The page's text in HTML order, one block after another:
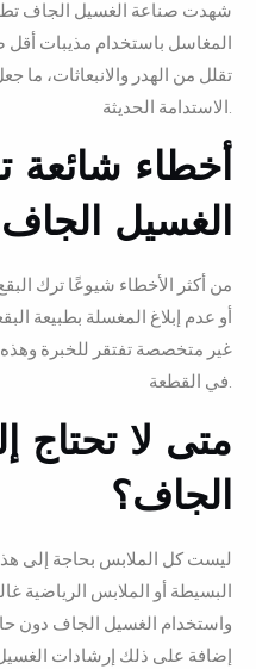
شهدت صناعة الغسيل الجاف
المغاسل باستخدام مذيبات أقل
تقلل من الهدر والانبعاثات، ما
أخطاء
الغسيل الجاف
من أكثر الأخطاء شيوعًا ترك
أو عدم إبلاغ المغسلة بطبيعة
غير متخصصة تفتقر للخبرة وهذه
في القطعة.
متى لا تحتاج
الجاف؟
ليست كل الملابس بحاجة إلى
البسيطة أو الملابس الرياضية
واستخدام الغسيل الجاف دون
إضافة على ذلك إرشادات